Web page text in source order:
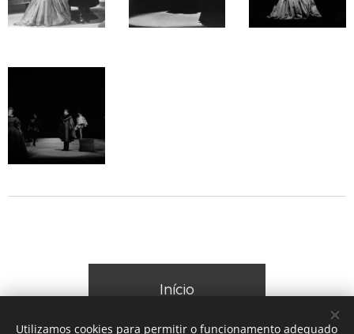
Início
Utilizamos cookies para permitir o funcionamento adequado